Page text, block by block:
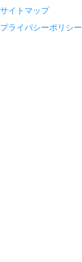
サイトマップ
プライバシーポリシー